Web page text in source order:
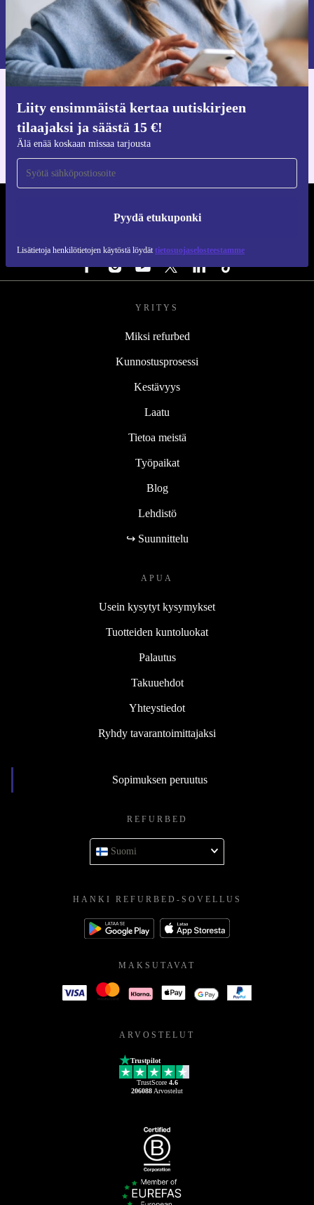
Liity ensimmäistä kertaa uutiskirjeen
tilaajaksi ja säästä 15 €!
Älä enää koskaan missaa tarjousta
Pyydä etukuponki
Lisätietoja henkilötietojen käytöstä löydät tietosuojaselosteestamme
Pyydä etukuponki
Lisätietoja henkilötietojen käytöstä löydättietosuojaselosteestamme.
iOS:lle ja Androidille
YRITYS
Miksi refurbed
Kunnostusprosessi
Kestävyys
Laatu
Tietoa meistä
Työpaikat
Blog
Lehdistö
↪ Suunnittelu
APUA
Usein kysytyt kysymykset
Tuotteiden kuntoluokat
Palautus
Takuuehdot
Yhteystiedot
Ryhdy tavarantoimittajaksi
Sopimuksen peruutus
REFURBED
Suomi
HANKI REFURBED-SOVELLUS
MAKSUTAVAT
ARVOSTELUT
Trustpilot
TrustScore 4.6
206088 Arvostelut